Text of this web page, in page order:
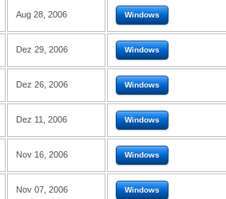
Aug 28, 2006 Windows
Dez 29, 2006 Windows
Dez 26, 2006 Windows
Dez 11, 2006 Windows
Nov 16, 2006 Windows
Nov 07, 2006 Windows